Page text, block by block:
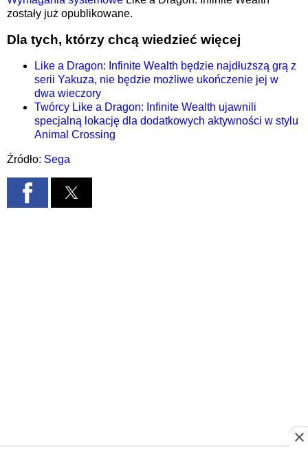
zostały już opublikowane.
Dla tych, którzy chcą wiedzieć więcej
Like a Dragon: Infinite Wealth będzie najdłuższą grą z
serii Yakuza, nie będzie możliwe ukończenie jej w
dwa wieczory
Twórcy Like a Dragon: Infinite Wealth ujawnili
specjalną lokację dla dodatkowych aktywności w stylu
Animal Crossing
Źródło: Sega